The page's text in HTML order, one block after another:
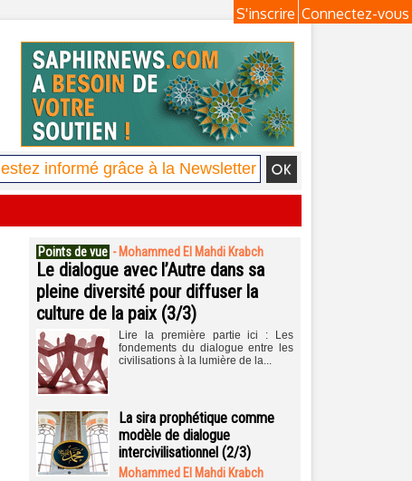
Connectez-vous
S'inscrire
Points de vue - Mohammed El Mahdi Krabch
Le dialogue avec l’Autre dans sa
pleine diversité pour diffuser la
culture de la paix (3/3)
Lire la première partie ici : Les
fondements du dialogue entre les
civilisations à la lumière de la...
La sira prophétique comme
modèle de dialogue
intercivilisationnel (2/3)
Mohammed El Mahdi Krabch